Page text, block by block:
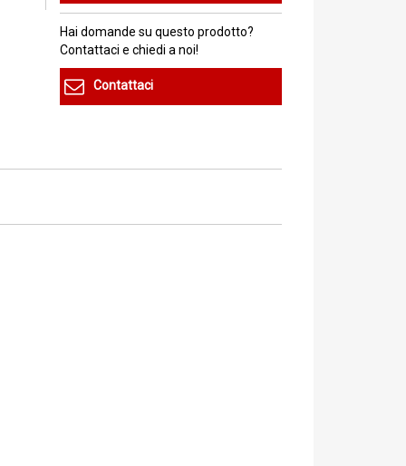
Hai domande su questo prodotto?
Contattaci e chiedi a noi!
Contattaci